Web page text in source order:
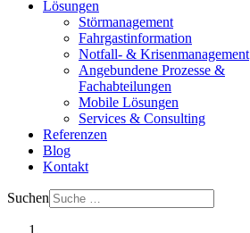
Lösungen
Störmanagement
Fahrgastinformation
Notfall- & Krisenmanagement
Angebundene Prozesse &
Fachabteilungen
Mobile Lösungen
Services & Consulting
Referenzen
Blog
Kontakt
Suchen